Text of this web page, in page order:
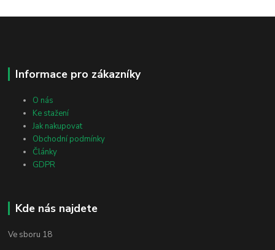
Informace pro zákazníky
O nás
Ke stažení
Jak nakupovat
Obchodní podmínky
Články
GDPR
Kde nás najdete
Ve sboru 18